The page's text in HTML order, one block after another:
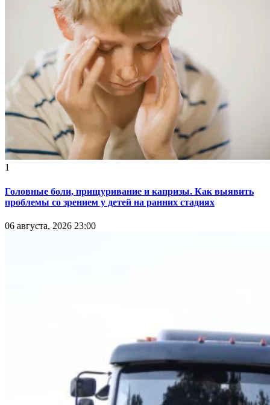
1
Головные боли, прищуривание и капризы. Как выявить
проблемы со зрением у детей на ранних стадиях
06 августа, 2026 23:00